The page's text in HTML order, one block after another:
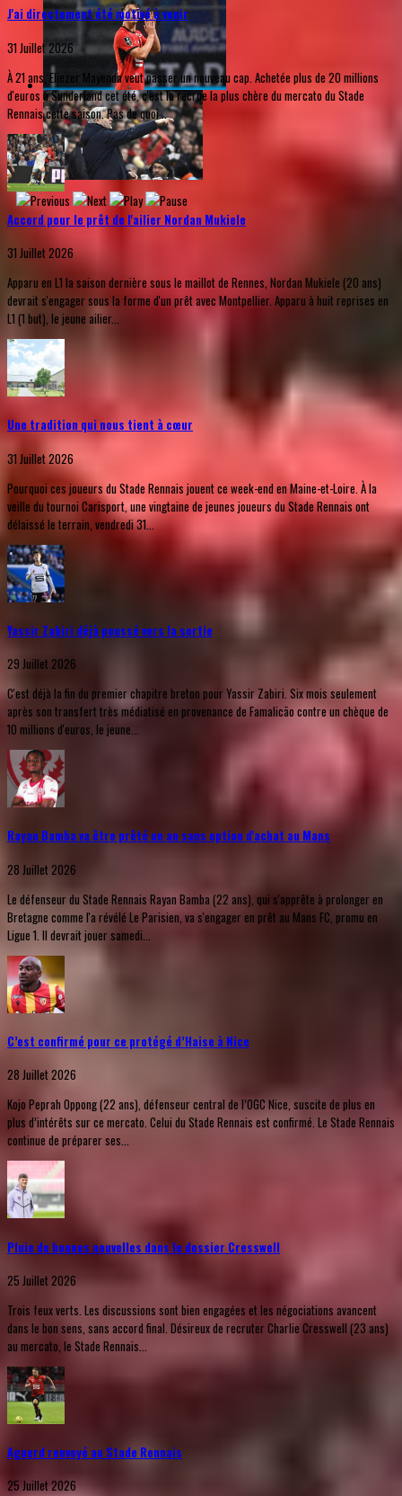
J'ai directement été motivé à venir
31 Juillet 2026
À 21 ans, Eliezer Mayenda veut passer un nouveau cap. Achetée plus de 20 millions
d'euros à Sunderland cet été, c'est la recrue la plus chère du mercato du Stade
Rennais cette saison. Pas de quoi...
Accord pour le prêt de l'ailier Nordan Mukiele
31 Juillet 2026
Apparu en L1 la saison dernière sous le maillot de Rennes, Nordan Mukiele (20 ans)
devrait s'engager sous la forme d'un prêt avec Montpellier. Apparu à huit reprises en
L1 (1 but), le jeune ailier...
Une tradition qui nous tient à cœur
31 Juillet 2026
Pourquoi ces joueurs du Stade Rennais jouent ce week-end en Maine-et-Loire. À la
veille du tournoi Carisport, une vingtaine de jeunes joueurs du Stade Rennais ont
délaissé le terrain, vendredi 31...
Yassir Zabiri déjà poussé vers la sortie
29 Juillet 2026
C'est déjà la fin du premier chapitre breton pour Yassir Zabiri. Six mois seulement
après son transfert très médiatisé en provenance de Famalicão contre un chèque de
10 millions d'euros, le jeune...
Rayan Bamba va être prêté un an sans option d'achat au Mans
28 Juillet 2026
Le défenseur du Stade Rennais Rayan Bamba (22 ans), qui s'apprête à prolonger en
Bretagne comme l'a révélé Le Parisien, va s'engager en prêt au Mans FC, promu en
Ligue 1. Il devrait jouer samedi...
C’est confirmé pour ce protégé d’Haise à Nice
28 Juillet 2026
Kojo Peprah Oppong (22 ans), défenseur central de l’OGC Nice, suscite de plus en
plus d’intérêts sur ce mercato. Celui du Stade Rennais est confirmé. Le Stade Rennais
continue de préparer ses...
Pluie de bonnes nouvelles dans le dossier Cresswell
25 Juillet 2026
Trois feux verts. Les discussions sont bien engagées et les négociations avancent
dans le bon sens, sans accord final. Désireux de recruter Charlie Cresswell (23 ans)
au mercato, le Stade Rennais...
Aguerd renvoyé au Stade Rennais
25 Juillet 2026